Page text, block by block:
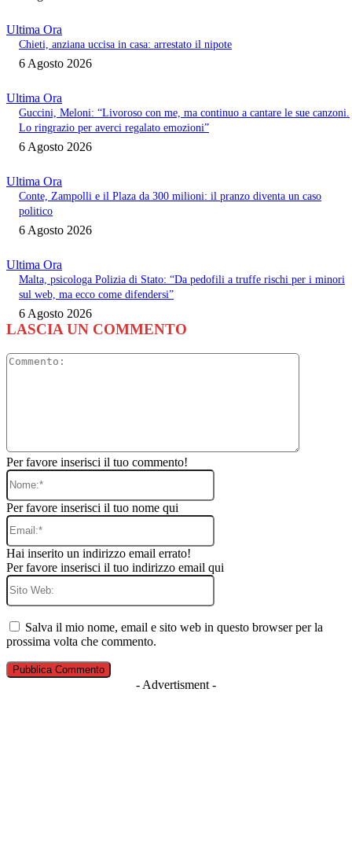
Ultima Ora
Chieti, anziana uccisa in casa: arrestato il nipote
6 Agosto 2026
Ultima Ora
Guccini, Meloni: “Livoroso con me, ma continuo a cantare le sue canzoni.
Lo ringrazio per averci regalato emozioni”
6 Agosto 2026
Ultima Ora
Conte, Zampolli e il Plaza da 300 milioni: il pranzo diventa un caso
politico
6 Agosto 2026
Ultima Ora
Malta, psicologa Polizia di Stato: “Da pedofili a truffe rischi per i minori
sul web, ma ecco come difendersi”
6 Agosto 2026
LASCIA UN COMMENTO
Per favore inserisci il tuo commento!
Nome:*
Per favore inserisci il tuo nome qui
Email:*
Hai inserito un indirizzo email errato!
Per favore inserisci il tuo indirizzo email qui
Sito
Salva il mio nome, email e sito web in questo browser per la
prossima volta che commento.
- Advertisment -